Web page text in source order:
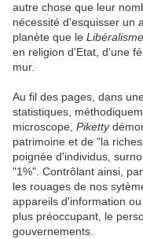
autre chose que leur
nécessité d'esquisser un
planète que le
en religion d'Etat, d’une
mur.
Au fil des pages, dans
statistiques,
microscope, Piketty
patrimoine et de "la
poignée d'individus,
"1%". Contrôlant ainsi,
les rouages de nos
appareils d'information
plus préoccupant, le
gouvernements.